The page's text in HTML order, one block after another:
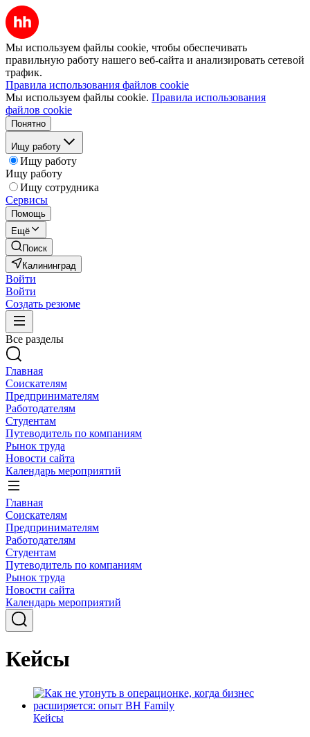
Мы используем файлы cookie, чтобы обеспечивать
правильную работу нашего веб-сайта и анализировать сетевой
трафик.
Правила использования файлов cookie
Мы используем файлы cookie. Правила использования
файлов cookie
Понятно
Ищу работу
Ищу работу
Ищу работу
Ищу сотрудника
Сервисы
Помощь
Ещё
Поиск
Калининград
Войти
Войти
Создать резюме
Все разделы
Главная
Соискателям
Предпринимателям
Работодателям
Студентам
Путеводитель по компаниям
Рынок труда
Новости сайта
Календарь мероприятий
Главная
Соискателям
Предпринимателям
Работодателям
Студентам
Путеводитель по компаниям
Рынок труда
Новости сайта
Календарь мероприятий
Кейсы
Кейсы